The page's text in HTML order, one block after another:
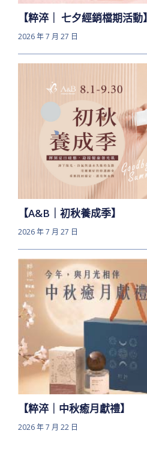
【粹淬｜ 七夕經銷檔期活動】
2026 年 7 月 27 日
【A&B｜初秋養成季】
2026 年 7 月 27 日
【粹淬｜中秋癒月獻禮】
2026 年 7 月 22 日